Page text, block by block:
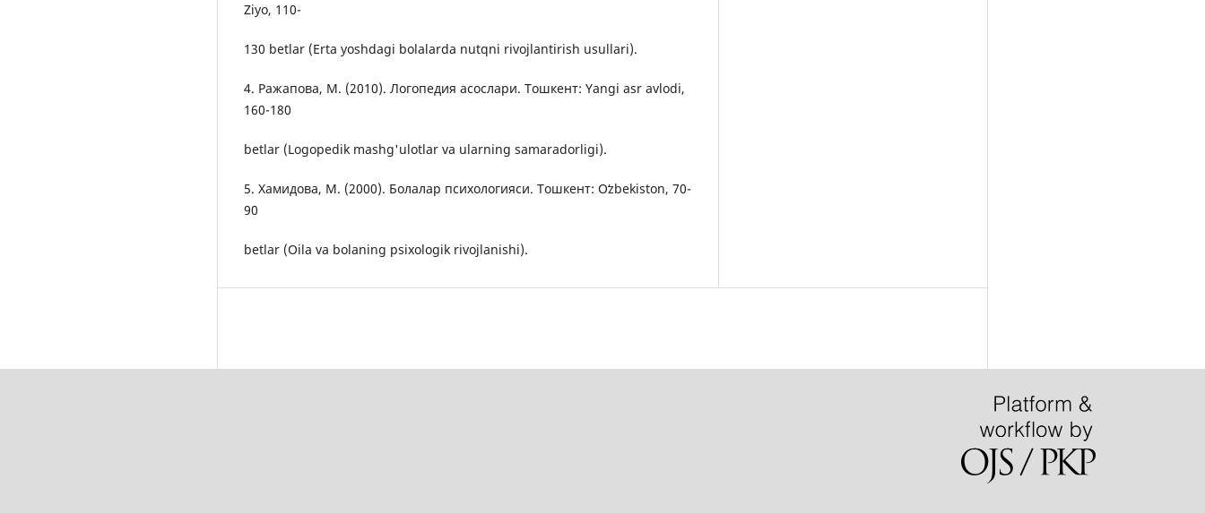
Ziyo, 110-
130 betlar (Erta yoshdagi bolalarda nutqni rivojlantirish usullari).
4. Ражапова, М. (2010). Логопедия асослари. Тошкент: Yangi asr avlodi,
160-180
betlar (Logopedik mashg'ulotlar va ularning samaradorligi).
5. Хамидова, М. (2000). Болалар психологияси. Тошкент: Oʻzbekiston, 70-
90
betlar (Oila va bolaning psixologik rivojlanishi).